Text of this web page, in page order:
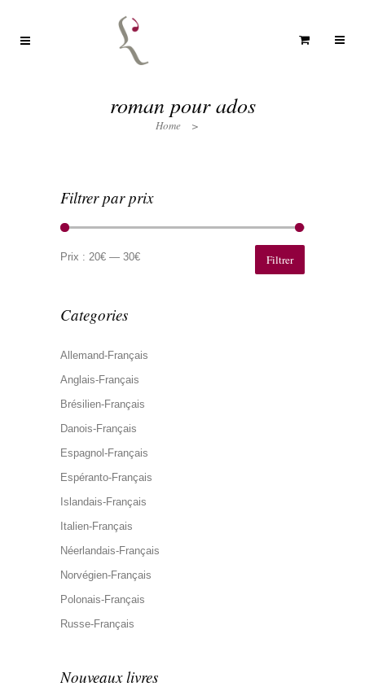
roman pour ados
Home >
Filtrer par prix
min
max
Filtrer
Prix : 20€ — 30€
Categories
Allemand-Français
Anglais-Français
Brésilien-Français
Danois-Français
Espagnol-Français
Espéranto-Français
Islandais-Français
Italien-Français
Néerlandais-Français
Norvégien-Français
Polonais-Français
Russe-Français
Nouveaux livres